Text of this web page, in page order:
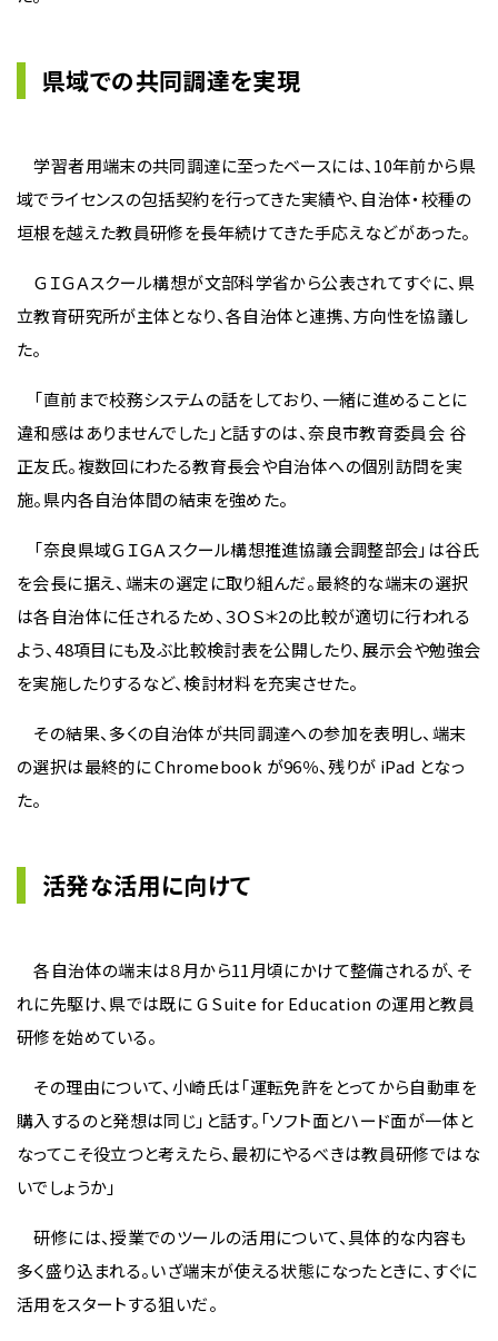
県域での共同調達を実現
学習者用端末の共同調達に至ったベースには、10年前から県
域でライセンスの包括契約を行ってきた実績や、自治体・校種の
垣根を越えた教員研修を長年続けてきた手応えなどがあった。
ＧＩＧＡスクール構想が文部科学省から公表されてすぐに、県
立教育研究所が主体となり、各自治体と連携、方向性を協議し
た。
「直前まで校務システムの話をしており、一緒に進めることに
違和感はありませんでした」と話すのは、奈良市教育委員会 谷
正友氏。複数回にわたる教育長会や自治体への個別訪問を実
施。県内各自治体間の結束を強めた。
「奈良県域ＧＩＧＡスクール構想推進協議会調整部会」は谷氏
を会長に据え、端末の選定に取り組んだ。最終的な端末の選択
は各自治体に任されるため、３ＯＳ＊2の比較が適切に行われる
よう、48項目にも及ぶ比較検討表を公開したり、展示会や勉強会
を実施したりするなど、検討材料を充実させた。
その結果、多くの自治体が共同調達への参加を表明し、端末
の選択は最終的に Chromebook が96％、残りが iPad となっ
た。
活発な活用に向けて
各自治体の端末は８月から11月頃にかけて整備されるが、そ
れに先駆け、県では既に G Suite for Education の運用と教員
研修を始めている。
その理由について、小崎氏は「運転免許をとってから自動車を
購入するのと発想は同じ」と話す。「ソフト面とハード面が一体と
なってこそ役立つと考えたら、最初にやるべきは教員研修ではな
いでしょうか」
研修には、授業でのツールの活用について、具体的な内容も
多く盛り込まれる。いざ端末が使える状態になったときに、すぐに
活用をスタートする狙いだ。